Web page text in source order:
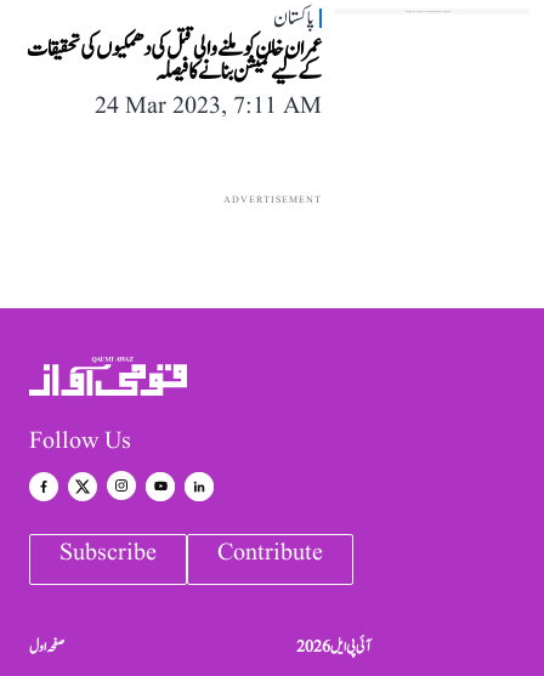
پاکستان
عمران خان کو ملنے والی قتل کی دھمکیوں کی تحقیقات
کے لیے کمیشن بنانے کا فیصلہ
24 Mar 2023, 7:11 AM
ADVERTISEMENT
Follow Us
Subscribe Contribute
صفحہ اول
آئی پی ایل 2026